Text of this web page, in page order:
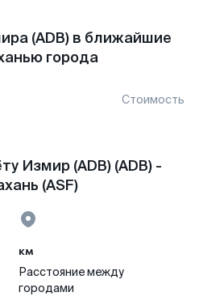
(ADB) в ближайшие
города
Стоимость
Измир (ADB) (ADB) -
(ASF)
км
Расстояние между
городами